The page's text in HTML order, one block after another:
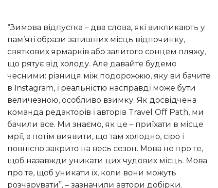
“Зимова відпустка – два слова, які викликають у
пам’яті образи затишних місць відпочинку,
святкових ярмарків або залитого сонцем пляжу,
що рятує від холоду. Але давайте будемо
чесними: різниця між подорожжю, яку ви бачите
в Instagram, і реальністю насправді може бути
величезною, особливо взимку. Як досвідчена
команда редакторів і авторів Travel Off Path, ми
бачили все. Ми знаємо, як це – приїхати в місце
мрії, а потім виявити, що там холодно, сіро і
повністю закрито на весь сезон. Мова не про те,
щоб назавжди уникати цих чудових місць. Мова
про те, щоб уникати їх, коли вони можуть
розчарувати”, – зазначили автори добірки.